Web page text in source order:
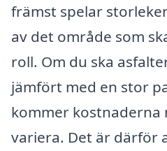
främst spelar
av det område som
roll. Om du ska
jämfört med en stor
kommer
variera. Det är därför